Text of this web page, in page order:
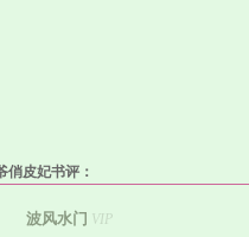
俏皮妃书评：
波风水门 VIP